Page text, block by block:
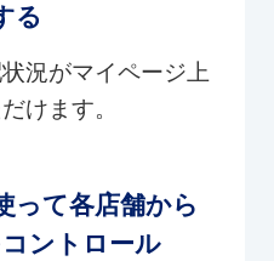
る
況がマイページ上
けます。
って各店舗から
ントロール